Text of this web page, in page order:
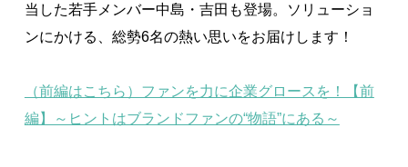
当した若手メンバー中島・吉田も登場。ソリューショ
ンにかける、総勢6名の熱い思いをお届けします！
（前編はこちら）ファンを力に企業グロースを！【前
編】～ヒントはブランドファンの“物語”にある～